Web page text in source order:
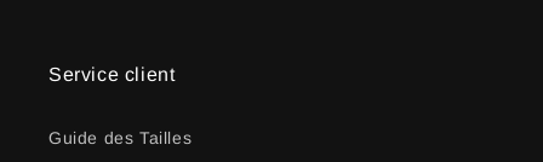
Service client
Guide des Tailles